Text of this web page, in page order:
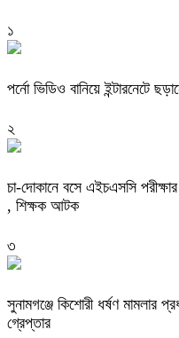
১
পর্নো ভিডিও বানিয়ে ইন্টারনেটে
২
চা-দোকানে বসে এইচএসসি
, শিক্ষক আটক
৩
‎সুনামগঞ্জে কিশোরী ধর্ষণ
গ্রেপ্তার